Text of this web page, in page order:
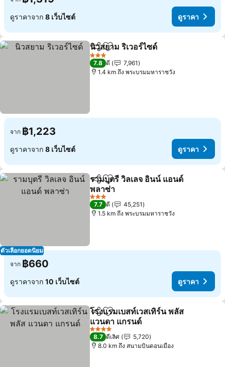
ดูราคาจาก 8 เว็บไซต์ ดูราคา
แชร์ เพิ่มในรายการโปรด
นิวสยาม ริเวอร์ไซด์
3 ดาว
7.8 ดี
7,961
1.4 km ถึง พระบรมมหาราชวัง
จาก ฿1,223
ดูราคาจาก 8 เว็บไซต์ ดูราคา
ตัวเลือกยอดนิยม
แชร์ เพิ่มในรายการโปรด
รามบุตรี วิลเลจ อินน์ แอนด์
พลาซ่า
ดูราคา
3 ดาว
7.7 ดี
45,251
1.5 km ถึง พระบรมมหาราชวัง
จาก ฿660
ดูราคาจาก 10 เว็บไซต์ ดูราคา
แชร์ เพิ่มในรายการโปรด
โรงแรมเบสท์เวสเทิร์น พลัส
แวนดา แกรนด์
ดูราคา
4 ดาว
8.7 ดีเลิศ
5,720
8.0 km ถึง สนามบินดอนเมือง